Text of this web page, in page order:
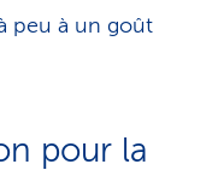
peu à un goût
pour la